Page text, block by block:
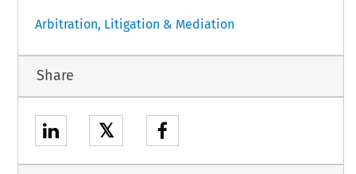
Arbitration, Litigation & Mediation
Share
𝕏